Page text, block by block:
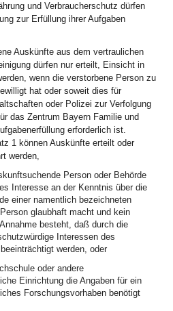
und Verbraucherschutz dürfen
zur Erfüllung ihrer Aufgaben
Auskünfte aus dem vertraulichen
dürfen nur erteilt, Einsicht in
wenn die verstorbene Person zu
hat oder soweit dies für
oder Polizei zur Verfolgung
das Zentrum Bayern Familie und
erforderlich ist.
1 können Auskünfte erteilt oder
werden,
Person oder Behörde
Interesse an der Kenntnis über die
einer namentlich bezeichneten
glaubhaft macht und kein
besteht, daß durch die
Interessen des
werden, oder
oder andere
Einrichtung die Angaben für ein
Forschungsvorhaben benötigt